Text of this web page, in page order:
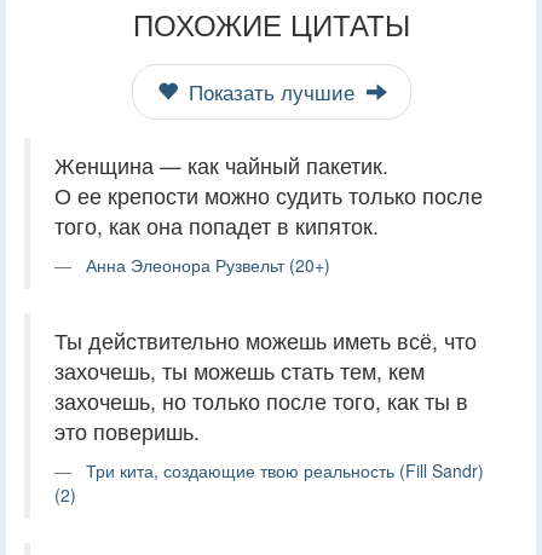
ПОХОЖИЕ ЦИТАТЫ
Показать лучшие
Женщина — как чайный пакетик.
О ее крепости можно судить только после
того, как она попадет в кипяток.
Анна Элеонора Рузвельт (20+)
Ты действительно можешь иметь всё, что
захочешь, ты можешь стать тем, кем
захочешь, но только после того, как ты в
это поверишь.
Три кита, создающие твою реальность (Fill Sandr)
(2)